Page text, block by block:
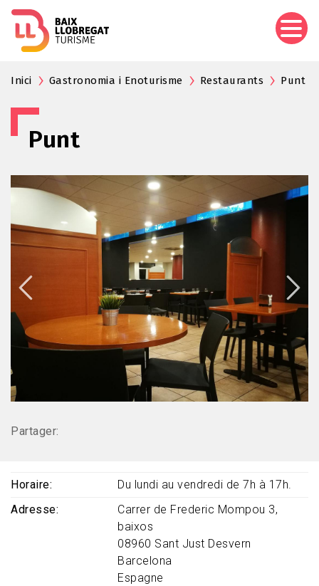
Inici Gastronomia i Enoturisme Restaurants Punt
Punt
Partager:
Horaire
Du lundi au vendredi de 7h à 17h.
Adresse
Carrer de Frederic Mompou 3,
baixos
08960 Sant Just Desvern
Barcelona
Espagne